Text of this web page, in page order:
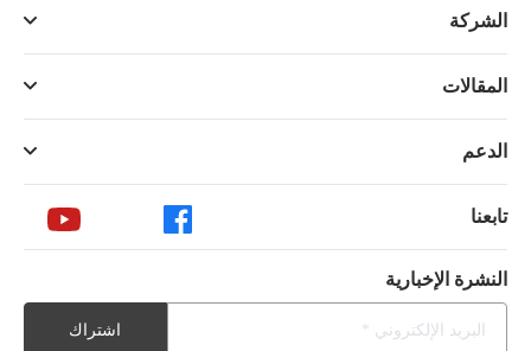
الشركة
المقالات
الدعم
تابعنا
النشرة الإخبارية
اشتراك